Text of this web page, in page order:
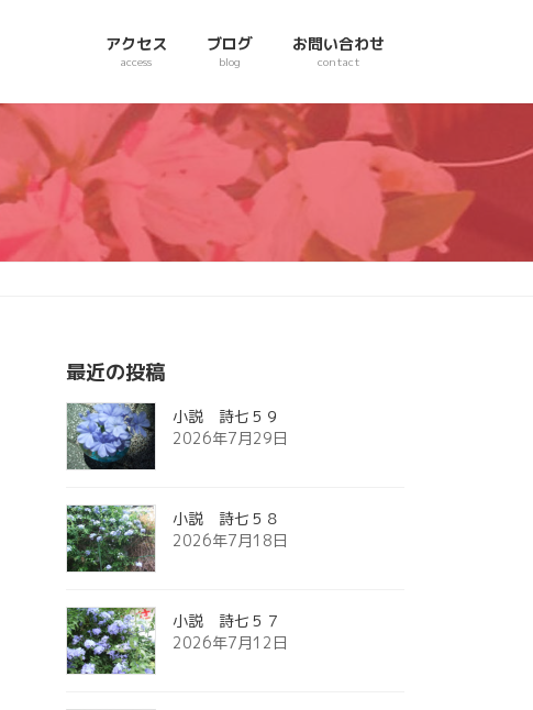
アクセス
access
ブログ
blog
お問い合わせ
contact
最近の投稿
小説 詩七５９
2026年7月29日
小説 詩七５８
2026年7月18日
小説 詩七５７
2026年7月12日